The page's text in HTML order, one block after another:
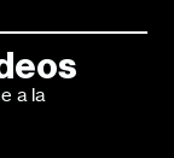
a la